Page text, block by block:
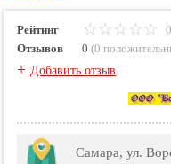
Рейтинг
Отзывов
0 (0
+Добавить отзыв
Самара, ул.